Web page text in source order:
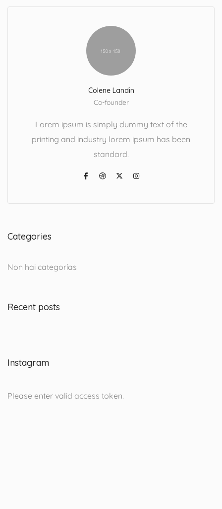
Colene Landin
Co-founder
Lorem ipsum is simply dummy text of the
printing and industry lorem ipsum has been
standard.
Categories
Non hai categorías
Recent posts
Instagram
Please enter valid access token.